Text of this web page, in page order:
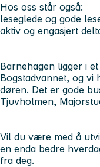
Hos oss står også:
leseglede og gode
aktiv og engasjert
Barnehagen ligger i
Bogstadvannet, og
døren. Det er gode
Tjuvholmen,
Vil du være med å
en enda bedre
fra deg.